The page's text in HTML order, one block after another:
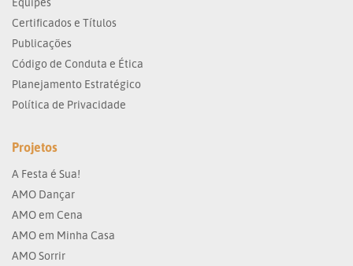
Certificados e Títulos
Publicações
Código de Conduta e Ética
Planejamento Estratégico
Política de Privacidade
Projetos
A Festa é Sua!
AMO Dançar
AMO em Cena
AMO em Minha Casa
AMO Sorrir